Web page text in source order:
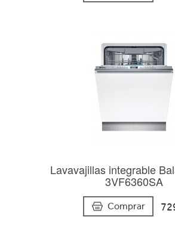
Lavavajillas integrable
3VF6360SA
Comprar